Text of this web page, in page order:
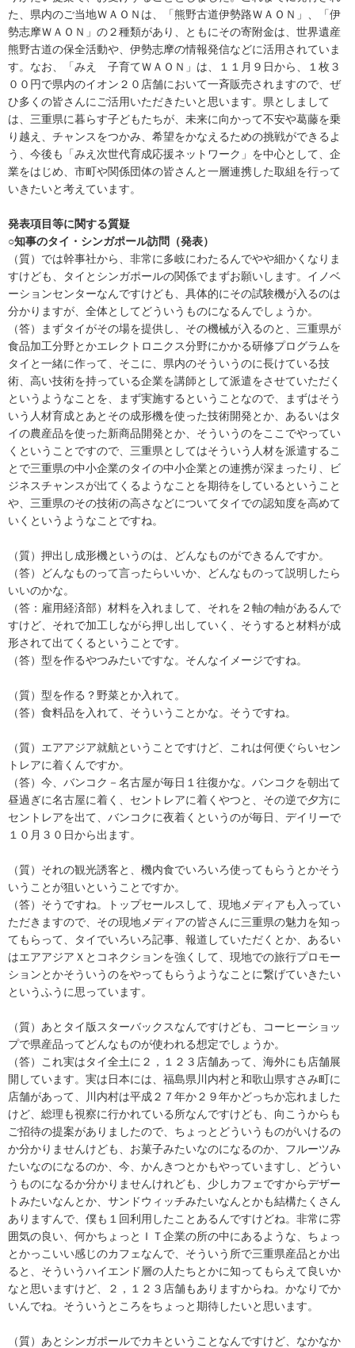
た、県内のご当地ＷＡＯＮは、「熊野古道伊勢路ＷＡＯＮ」、「伊
勢志摩ＷＡＯＮ」の２種類があり、ともにその寄附金は、世界遺産
熊野古道の保全活動や、伊勢志摩の情報発信などに活用されていま
す。なお、「みえ 子育てＷＡＯＮ」は、１１月９日から、１枚３
００円で県内のイオン２０店舗において一斉販売されますので、ぜ
ひ多くの皆さんにご活用いただきたいと思います。県としまして
は、三重県に暮らす子どもたちが、未来に向かって不安や葛藤を乗
り越え、チャンスをつかみ、希望をかなえるための挑戦ができるよ
う、今後も「みえ次世代育成応援ネットワーク」を中心として、企
業をはじめ、市町や関係団体の皆さんと一層連携した取組を行って
いきたいと考えています。
発表項目等に関する質疑
○知事のタイ・シンガポール訪問（発表）
（質）では幹事社から、非常に多岐にわたるんでやや細かくなりま
すけども、タイとシンガポールの関係でまずお願いします。イノベ
ーションセンターなんですけども、具体的にその試験機が入るのは
分かりますが、全体としてどういうものになるんでしょうか。
（答）まずタイがその場を提供し、その機械が入るのと、三重県が
食品加工分野とかエレクトロニクス分野にかかる研修プログラムを
タイと一緒に作って、そこに、県内のそういうのに長けている技
術、高い技術を持っている企業を講師として派遣をさせていただく
というようなことを、まず実施するということなので、まずはそう
いう人材育成とあとその成形機を使った技術開発とか、あるいはタ
イの農産品を使った新商品開発とか、そういうのをここでやってい
くということですので、三重県としてはそういう人材を派遣するこ
とで三重県の中小企業のタイの中小企業との連携が深まったり、ビ
ジネスチャンスが出てくるようなことを期待をしているということ
や、三重県のその技術の高さなどについてタイでの認知度を高めて
いくというようなことですね。
（質）押出し成形機というのは、どんなものができるんですか。
（答）どんなものって言ったらいいか、どんなものって説明したら
いいのかな。
（答：雇用経済部）材料を入れまして、それを２軸の軸があるんで
すけど、それで加工しながら押し出していく、そうすると材料が成
形されて出てくるということです。
（答）型を作るやつみたいですな。そんなイメージですね。
（質）型を作る？野菜とか入れて。
（答）食料品を入れて、そういうことかな。そうですね。
（質）エアアジア就航ということですけど、これは何便ぐらいセン
トレアに着くんですか。
（答）今、バンコク－名古屋が毎日１往復かな。バンコクを朝出て
昼過ぎに名古屋に着く、セントレアに着くやつと、その逆で夕方に
セントレアを出て、バンコクに夜着くというのが毎日、デイリーで
１０月３０日から出ます。
（質）それの観光誘客と、機内食でいろいろ使ってもらうとかそう
いうことが狙いということですか。
（答）そうですね。トップセールスして、現地メディアも入ってい
ただきますので、その現地メディアの皆さんに三重県の魅力を知っ
てもらって、タイでいろいろ記事、報道していただくとか、あるい
はエアアジアＸとコネクションを強くして、現地での旅行プロモー
ションとかそういうのをやってもらうようなことに繋げていきたい
というふうに思っています。
（質）あとタイ版スターバックスなんですけども、コーヒーショッ
プで県産品ってどんなものが使われる想定でしょうか。
（答）これ実はタイ全土に２，１２３店舗あって、海外にも店舗展
開しています。実は日本には、福島県川内村と和歌山県すさみ町に
店舗があって、川内村は平成２７年か２９年かどっちか忘れました
けど、総理も視察に行かれている所なんですけども、向こうからも
ご招待の提案がありましたので、ちょっとどういうものがいけるの
か分かりませんけども、お菓子みたいなのになるのか、フルーツみ
たいなのになるのか、今、かんきつとかもやっていますし、どうい
うものになるか分かりませんけれども、少しカフェですからデザー
トみたいなんとか、サンドウィッチみたいなんとかも結構たくさん
ありますんで、僕も１回利用したことあるんですけどね。非常に雰
囲気の良い、何かちょっとＩＴ企業の所の中にあるような、ちょっ
とかっこいい感じのカフェなんで、そういう所で三重県産品とか出
ると、そういうハイエンド層の人たちとかに知ってもらえて良いか
なと思いますけど、２，１２３店舗もありますからね。かなりでか
いんでね。そういうところをちょっと期待したいと思います。
（質）あとシンガポールでカキということなんですけど、なかなか